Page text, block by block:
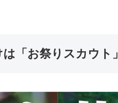
「お祭りスカウト」